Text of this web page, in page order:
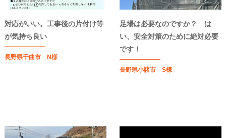
対応がいい。工事後の片付け等
が気持ち良い
長野県千曲市 N様
足場は必要なのですか？ は
い、安全対策のために絶対必要
です！
長野県小諸市 S様